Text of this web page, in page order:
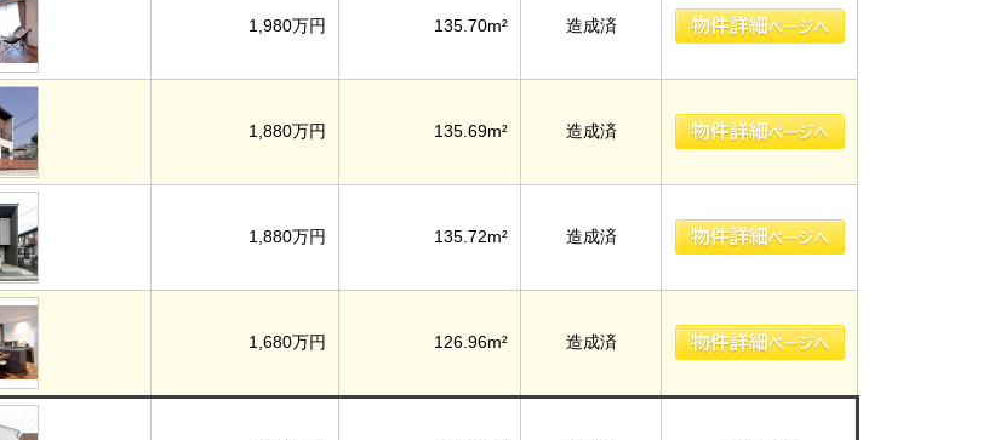
1,980万円 135.70m² 造成済
1,880万円 135.69m² 造成済
1,880万円 135.72m² 造成済
1,680万円 126.96m² 造成済